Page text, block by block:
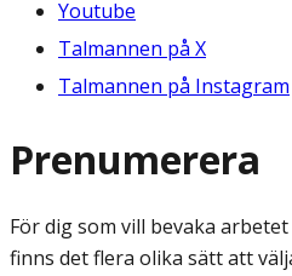
Youtube
Talmannen på X
Talmannen på Instagram
Prenumerera
För dig som vill bevaka
finns det flera olika sätt att